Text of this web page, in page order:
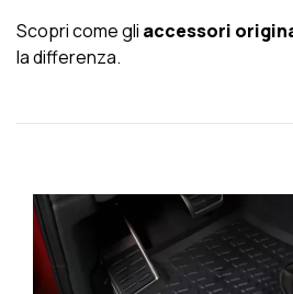
Scopri come gli accessori
la differenza.